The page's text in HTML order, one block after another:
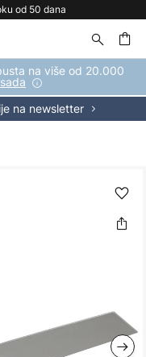
od 50 dana
na više od 20.000
na newsletter